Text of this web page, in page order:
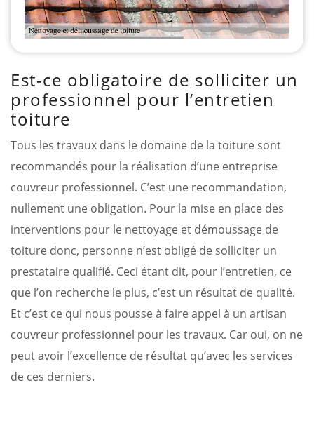
Est-ce obligatoire de solliciter un
professionnel pour l’entretien
toiture
Tous les travaux dans le domaine de la toiture sont
recommandés pour la réalisation d’une entreprise
couvreur professionnel. C’est une recommandation,
nullement une obligation. Pour la mise en place des
interventions pour le nettoyage et démoussage de
toiture donc, personne n’est obligé de solliciter un
prestataire qualifié. Ceci étant dit, pour l’entretien, ce
que l’on recherche le plus, c’est un résultat de qualité.
Et c’est ce qui nous pousse à faire appel à un artisan
couvreur professionnel pour les travaux. Car oui, on ne
peut avoir l’excellence de résultat qu’avec les services
de ces derniers.